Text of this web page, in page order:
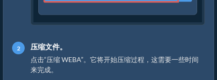
压缩文件。
点击“压缩 WEBA”。它将开始压缩过程，这需要一些时间
来完成。